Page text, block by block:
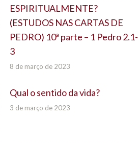
ESPIRITUALMENTE?
(ESTUDOS NAS CARTAS DE
PEDRO) 10ª parte – 1 Pedro 2.1-
3
8 de março de 2023
Qual o sentido da vida?
3 de março de 2023